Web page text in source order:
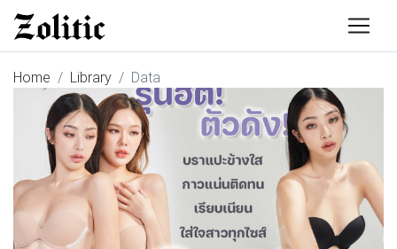
Home Library Data